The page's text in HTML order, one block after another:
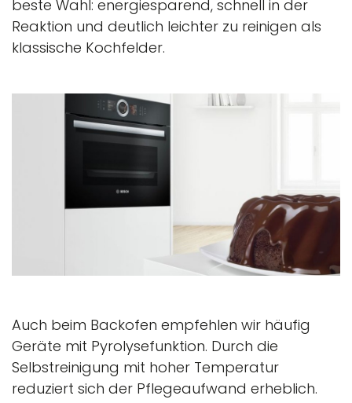
beste Wahl: energiesparend, schnell in der
Reaktion und deutlich leichter zu reinigen als
klassische Kochfelder.
Auch beim Backofen empfehlen wir häufig
Geräte mit Pyrolysefunktion. Durch die
Selbstreinigung mit hoher Temperatur
reduziert sich der Pflegeaufwand erheblich.